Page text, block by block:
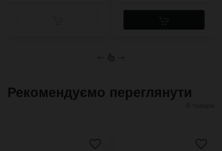
← →
Рекомендуємо переглянути